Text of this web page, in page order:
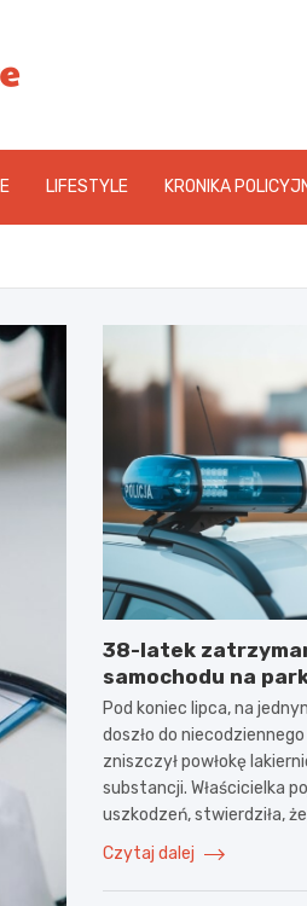
LIFESTYLE KRONIKA
38-latek
samochodu na
Pod koniec lipca, na
doszło do
zniszczył powłokę
substancji. Właścicielka
uszkodzeń, stwierdziła,
Czytaj dalej